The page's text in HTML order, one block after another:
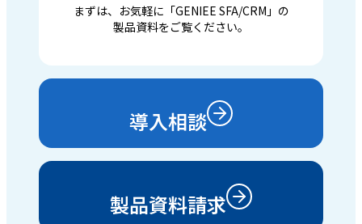
まずは、お気軽に「GENIEE SFA/CRM」の
製品資料をご覧ください。
導入相談
製品資料請求